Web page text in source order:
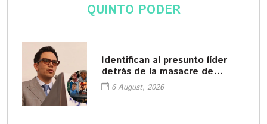
QUINTO PODER
Identifican al presunto líder
detrás de la masacre de
Zacatecas
6 August, 2026